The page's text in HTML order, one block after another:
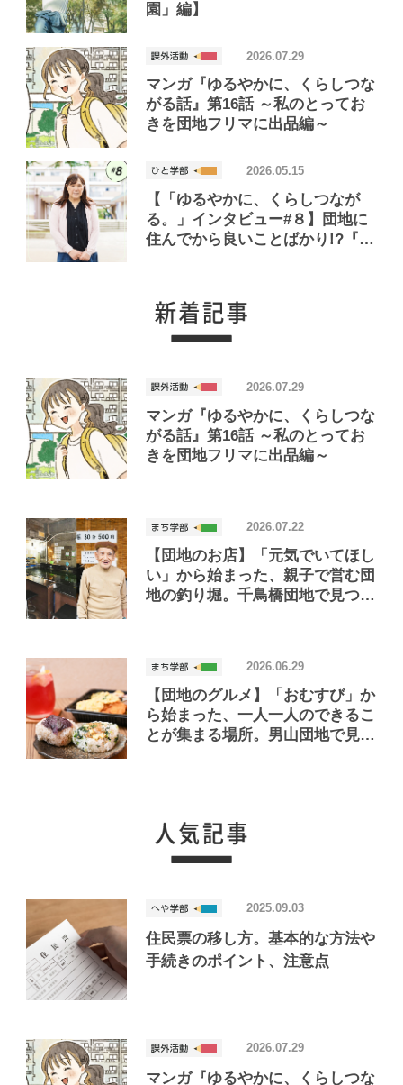
園」編】
マンガ『ゆるやかに、くらしつな
がる話』第16話 ～私のとってお
きを団地フリマに出品編～
2026.07.29
【「ゆるやかに、くらしつなが
る。」インタビュー#８】団地に
住んでから良いことばかり!?『団
2026.05.15
マンガ『ゆるやかに、くらしつな
がる話』第16話 ～私のとってお
きを団地フリマに出品編～
2026.07.29
【団地のお店】「元気でいてほし
い」から始まった、親子で営む団
地の釣り堀。千鳥橋団地で見つけ
2026.07.22
【団地のグルメ】「おむすび」か
ら始まった、一人一人のできるこ
とが集まる場所。男山団地で見つ
2026.06.29
住民票の移し方。基本的な方法や
手続きのポイント、注意点
2025.09.03
マンガ『ゆるやかに、くらしつな
2026.07.29